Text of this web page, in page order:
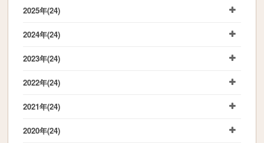
2025年(24)
2024年(24)
2023年(24)
2022年(24)
2021年(24)
2020年(24)